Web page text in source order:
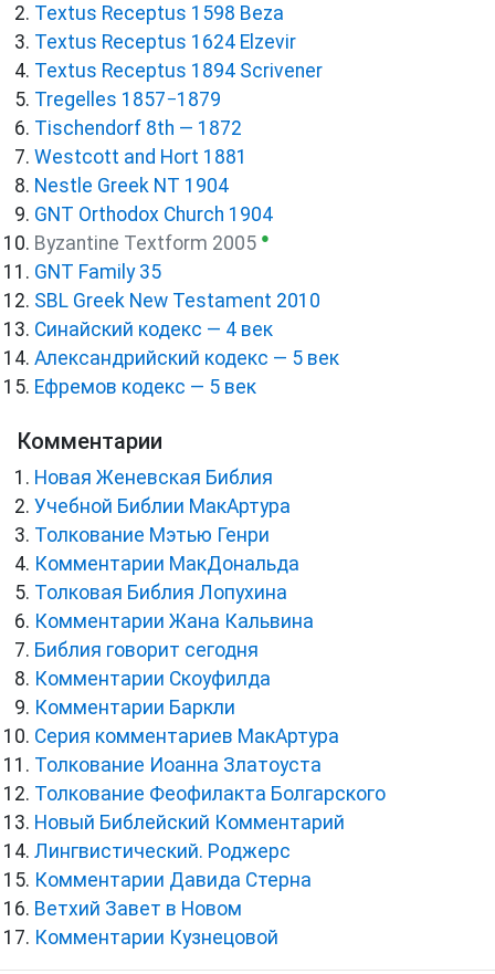
Textus Receptus 1598 Beza
Textus Receptus 1624 Elzevir
Textus Receptus 1894 Scrivener
Tregelles 1857−1879
Tischendorf 8th — 1872
Westcott and Hort 1881
Nestle Greek NT 1904
GNT Orthodox Church 1904
Byzantine Textform 2005 ●
GNT Family 35
SBL Greek New Testament 2010
Синайский кодекс — 4 век
Александрийский кодекс — 5 век
Ефремов кодекс — 5 век
Комментарии
Новая Женевская Библия
Учебной Библии МакАртура
Толкование Мэтью Генри
Комментарии МакДональда
Толковая Библия Лопухина
Комментарии Жана Кальвина
Библия говорит сегодня
Комментарии Скоуфилда
Комментарии Баркли
Серия комментариев МакАртура
Толкование Иоанна Златоуста
Толкование Феофилакта Болгарского
Новый Библейский Комментарий
Лингвистический. Роджерс
Комментарии Давида Стерна
Ветхий Завет в Новом
Комментарии Кузнецовой